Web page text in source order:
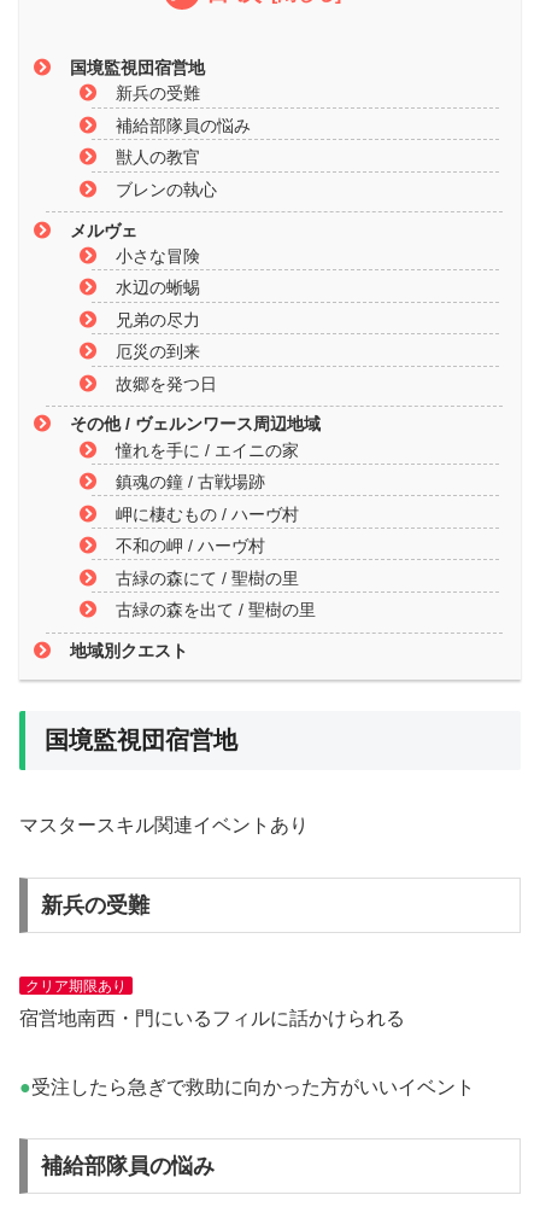
国境監視団宿営地
新兵の受難
補給部隊員の悩み
獣人の教官
ブレンの執心
メルヴェ
小さな冒険
水辺の蜥蜴
兄弟の尽力
厄災の到来
故郷を発つ日
その他 / ヴェルンワース周辺地域
憧れを手に / エイニの家
鎮魂の鐘 / 古戦場跡
岬に棲むもの / ハーヴ村
不和の岬 / ハーヴ村
古緑の森にて / 聖樹の里
古緑の森を出て / 聖樹の里
地域別クエスト
国境監視団宿営地
マスタースキル関連イベントあり
新兵の受難
クリア期限あり
宿営地南西・門にいるフィルに話かけられる
●受注したら急ぎで救助に向かった方がいいイベント
補給部隊員の悩み